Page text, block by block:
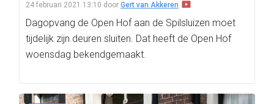
24 februari 2021 13:10 door Gert van Akkeren
Dagopvang de Open Hof aan de Spilsluizen moet
tijdelijk zijn deuren sluiten. Dat heeft de Open Hof
woensdag bekendgemaakt.